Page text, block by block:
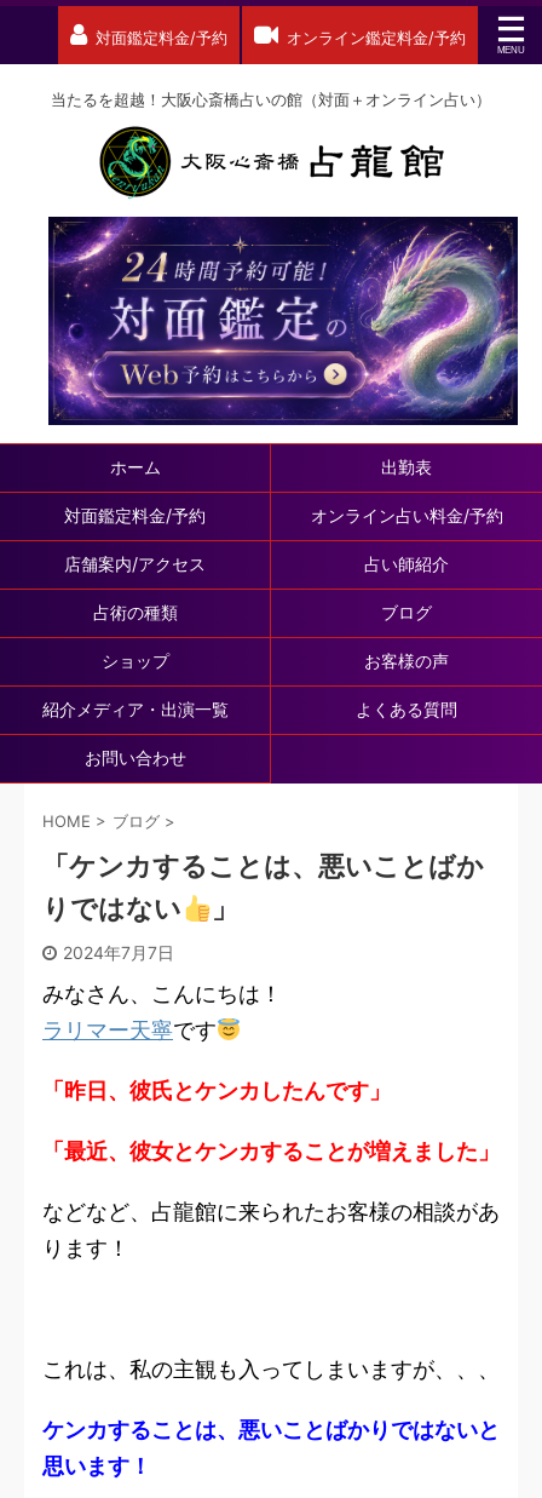
対面鑑定料金/予約 オンライン鑑定料金/予約
当たるを超越！大阪心斎橋占いの館（対面＋オンライン占い）
ホーム 出勤表
対面鑑定料金/予約 オンライン占い料金/予約
店舗案内/アクセス 占い師紹介
占術の種類 ブログ
ショップ お客様の声
紹介メディア・出演一覧 よくある質問
お問い合わせ
HOME > ブログ >
「ケンカすることは、悪いことばか
りではない
」
2024年7月7日
みなさん、こんにちは！
ラリマー天寧です
「昨日、彼氏とケンカしたんです」
「最近、彼女とケンカすることが増えました」
などなど、占龍館に来られたお客様の相談があ
ります！
これは、私の主観も入ってしまいますが、、、
ケンカすることは、悪いことばかりではないと
思います！